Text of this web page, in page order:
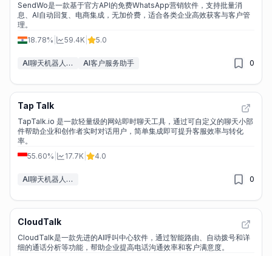
SendWo是一款基于官方API的免费WhatsApp营销软件，支持批量消
息、AI自动回复、电商集成，无加价费，适合各类企业高效获客与客户管
理。
18.78%
59.4K 5.0
AI聊天机器人构建工具 AI客户服务助手 0
Tap Talk
TapTalk.io 是一款轻量级的网站即时聊天工具，通过可自定义的聊天小部
件帮助企业和创作者实时对话用户，简单集成即可提升客服效率与转化
率。
55.60%
17.7K 4.0
AI聊天机器人构建工具 0
CloudTalk
CloudTalk是一款先进的AI呼叫中心软件，通过智能路由、自动拨号和详
细的通话分析等功能，帮助企业提高电话沟通效率和客户满意度。